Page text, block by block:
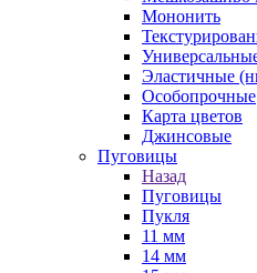
Мононить
Эластичные
Особопрочные
Карта цветов
Джинсовые
Пуговицы
Назад
Пуговицы
Пукля
11 мм
14 мм